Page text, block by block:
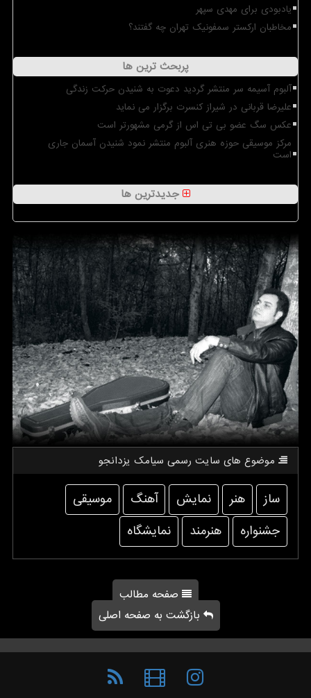
یادبودی برای مهدی سپهر
مخاطبان ارکستر سمفونیک تهران چه گفتند؟
پربحث ترین ها
آلبوم آسیمه سر منتشر گردید دعوت به شنیدن حرکت زندگی
علیرضا قربانی در شیراز کنسرت برگزار می نماید
عکس سگ عضو بی تی اس از گرمی مشهورتر است
مرکز موسیقی حوزه هنری آلبوم منتشر نمود شنیدن آسمان جاری
است
جدیدترین ها
موضوع های سایت رسمی سیامك یزدانجو
ساز هنر نمایش آهنگ
موسیقی
جشنواره
هنرمند نمایشگاه
صفحه مطالب
بازگشت به صفحه اصلی